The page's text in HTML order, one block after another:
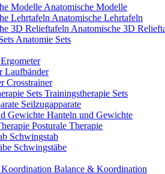
Anatomische Modelle
Anatomische Lehrtafeln
Anatomische 3D
Anatomie Sets
Ergometer
Laufbänder
Crosstrainer
Trainingstherapie Sets
Seilzugapparate
Hanteln und Gewichte
Posturale Therapie
Schwingstab
Schwingstäbe
Balance & Koordination